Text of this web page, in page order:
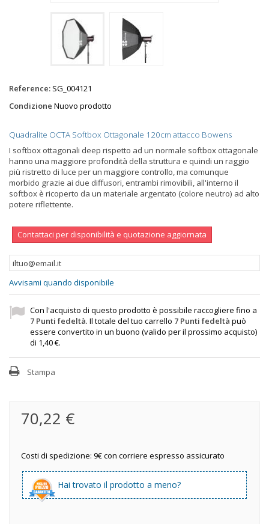
Reference: SG_004121
Condizione Nuovo prodotto
Quadralite OCTA Softbox Ottagonale 120cm attacco Bowens
I softbox ottagonali deep rispetto ad un normale softbox ottagonale
hanno una maggiore profondità della struttura e quindi un raggio
più ristretto di luce per un maggiore controllo, ma comunque
morbido grazie ai due diffusori, entrambi rimovibili, all'interno il
softbox è ricoperto da un materiale argentato (colore neutro) ad alto
potere riflettente.
Contattaci per disponibilità e quotazione aggiornata
Avvisami quando disponibile
Con l'acquisto di questo prodotto è possibile raccogliere fino a
7 Punti fedeltà. Il totale del tuo carrello 7 Punti fedeltà può
essere convertito in un buono (valido per il prossimo acquisto)
di 1,40 €.
Stampa
70,22 €
Costi di spedizione: 9€ con corriere espresso assicurato
Hai trovato il prodotto a meno?